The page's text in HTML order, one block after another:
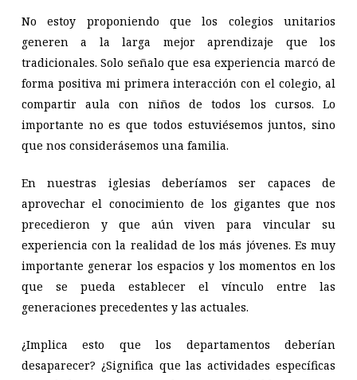
No estoy proponiendo que los colegios unitarios
generen a la larga mejor aprendizaje que los
tradicionales. Solo señalo que esa experiencia marcó de
forma positiva mi primera interacción con el colegio, al
compartir aula con niños de todos los cursos. Lo
importante no es que todos estuviésemos juntos, sino
que nos considerásemos una familia.
En nuestras iglesias deberíamos ser capaces de
aprovechar el conocimiento de los gigantes que nos
precedieron y que aún viven para vincular su
experiencia con la realidad de los más jóvenes. Es muy
importante generar los espacios y los momentos en los
que se pueda establecer el vínculo entre las
generaciones precedentes y las actuales.
¿Implica esto que los departamentos deberían
desaparecer? ¿Significa que las actividades específicas